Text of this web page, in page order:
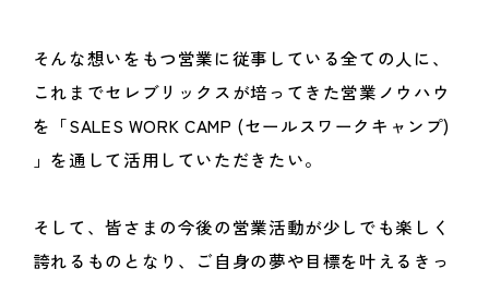
そんな想いをもつ営業に従事している全ての人に、
これまでセレブリックスが培ってきた営業ノウハウ
を「SALES WORK CAMP (セールスワークキャンプ)
」を通して活用していただきたい。
そして、皆さまの今後の営業活動が少しでも楽しく
誇れるものとなり、ご自身の夢や目標を叶えるきっ